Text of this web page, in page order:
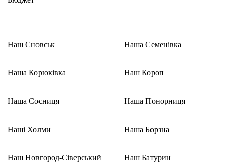
Наш Сновськ
Наша Корюківка
Наша Сосниця
Наші Холми
Наш Новгород-Сіверський
Наша Семенівка
Наш Короп
Наша Понорниця
Наша Борзна
Наш Батурин